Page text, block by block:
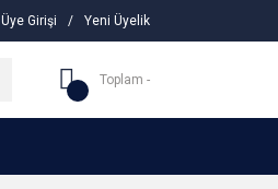
Üye Girişi / Yeni Üyelik
Toplam -